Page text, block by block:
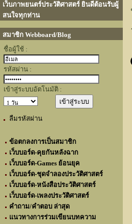
เว็บภาพยนตร์ประวัติศาสตร์ ยินดีต้อนรับผู้
สนใจทุกท่าน
สมาชิก Webboard/Blog
ชื่อผู้ใช้ :
รหัสผ่าน :
เข้าสู่ระบบอัตโนมัติ :
ลืมรหัสผ่าน
ข้อตกลงการเป็นสมาชิก
เว็บบอร์ด-คุยกันหลังฉาก
เว็บบอร์ด-Games ย้อนยุค
เว็บบอร์ด-ชุดจำลองประวัติศาสตร์
เว็บบอร์ด-หนังสือประวัติศาสตร์
เว็บบอร์ด-เพลงประวัติศาสตร์
คำถาม/คำตอบ ล่าสุด
แนวทางการร่วมเขียนบทความ